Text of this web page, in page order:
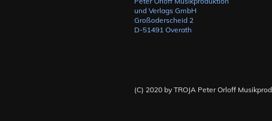
und Verlags GmbH
Großoderscheid 2
D-51491 Overath
(C) 2020 by TROJA Peter Orloff